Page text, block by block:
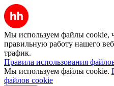
Мы используем файлы cookie,
правильную работу нашего
трафик.
Правила использования
Мы используем файлы cookie.
файлов cookie